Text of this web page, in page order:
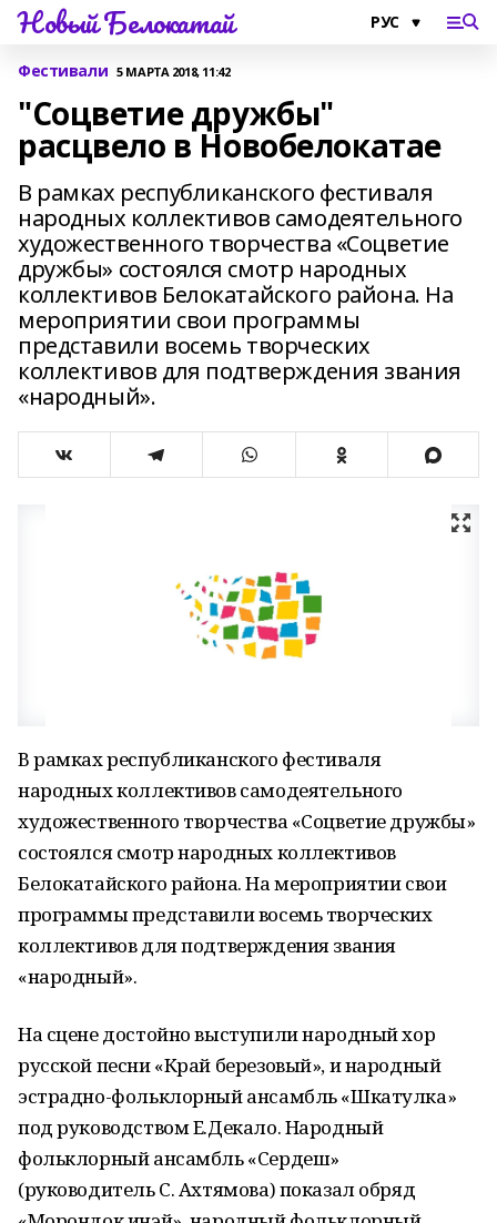
Новый Белокатай
Фестивали 5 МАРТА 2018, 11:42
"Соцветие дружбы"
расцвело в Новобелокатае
В рамках республиканского фестиваля
народных коллективов самодеятельного
художественного творчества «Соцветие
дружбы» состоялся смотр народных
коллективов Белокатайского района. На
мероприятии свои программы
представили восемь творческих
коллективов для подтверждения звания
«народный».
В рамках республиканского фестиваля
народных коллективов самодеятельного
художественного творчества «Соцветие дружбы»
состоялся смотр народных коллективов
Белокатайского района. На мероприятии свои
программы представили восемь творческих
коллективов для подтверждения звания
«народный».
На сцене достойно выступили народный хор
русской песни «Край березовый», и народный
эстрадно-фольклорный ансамбль «Шкатулка»
под руководством Е.Декало. Народный
фольклорный ансамбль «Сердеш»
(руководитель С. Ахтямова) показал обряд